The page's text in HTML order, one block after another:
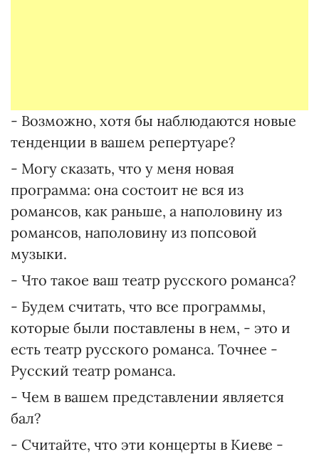
- Возможно, хотя бы наблюдаются новые
тенденции в вашем репертуаре?
- Могу сказать, что у меня новая
программа: она состоит не вся из
романсов, как раньше, а наполовину из
романсов, наполовину из попсовой
музыки.
- Что такое ваш театр русского романса?
- Будем считать, что все программы,
которые были поставлены в нем, - это и
есть театр русского романса. Точнее -
Русский театр романса.
- Чем в вашем представлении является
бал?
- Считайте, что эти концерты в Киеве -